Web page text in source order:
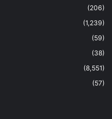
(206)
(1,239)
(59)
(38)
(8,551)
(57)